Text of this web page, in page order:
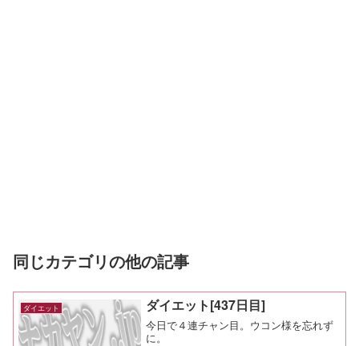
同じカテゴリの他の記事
ダイエット ダイエット[437日目]
今日で４連チャン目。ウコン様を忘れず
に。